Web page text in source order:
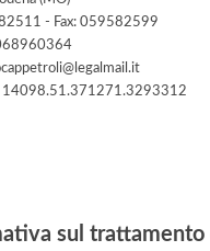
- Fax: 059582599
14098.51.371271.3293312
sul trattamento